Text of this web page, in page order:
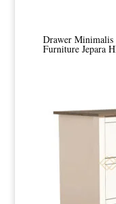
Drawer Minimalis
Furniture Jepara